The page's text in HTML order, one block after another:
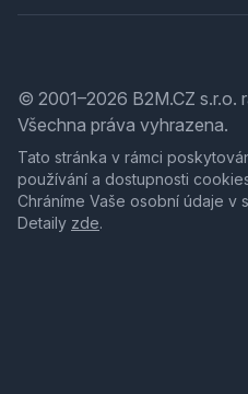
© 2001–2026 B2M.CZ s.r.o.
Všechna práva vyhrazena.
Tato stránka v rámci
používání a dostupnosti
Chráníme Vaše osobní údaje v
Detaily zde.